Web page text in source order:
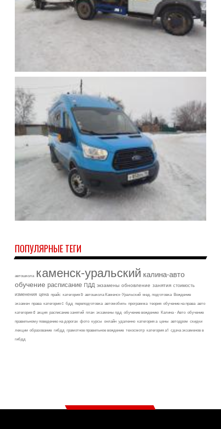
ПОПУЛЯРНЫЕ ТЕГИ
автошкола каменск-уральский калина-авто
обучение расписание ПДД экзамены обновление занятия стоимость
изменения цена прайс категория b автошкола Каменск-Уральский мед. подготовка Вождение
экзамен права категория c бдд переподготовка автомобиль программа теория обучение на права авто
категория d акция расписание занятий план экзамены пдд обучение вождению Калина - Авто обучение
правильному поведению на дорогах фото курсы онлайн удаленно категория а цены автодром скидки
лекции образование гибдд грамотное правильное вождение техосмотр категория а1 сдача экзаменов в
гибдд